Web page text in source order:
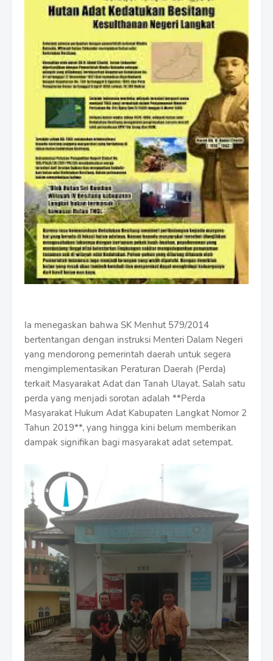
Ia menegaskan bahwa SK Menhut 579/2014
bertentangan dengan instruksi Menteri Dalam Negeri
yang mendorong pemerintah daerah untuk segera
mengimplementasikan Peraturan Daerah (Perda)
terkait Masyarakat Adat dan Tanah Ulayat. Salah satu
perda yang menjadi sorotan adalah **Perda
Masyarakat Hukum Adat Kabupaten Langkat Nomor 2
Tahun 2019**, yang hingga kini belum memberikan
dampak signifikan bagi masyarakat adat setempat.